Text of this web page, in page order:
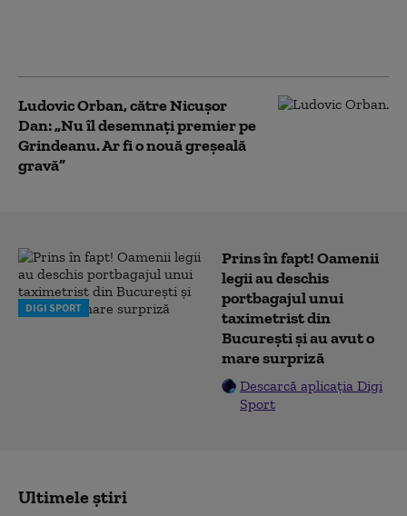
Ludovic Orban, către Nicușor
Dan: „Nu îl desemnați premier pe
Grindeanu. Ar fi o nouă greșeală
gravă”
DIGI SPORT
Prins în fapt! Oamenii
legii au deschis
portbagajul unui
taximetrist din
București și au avut o
mare surpriză
Descarcă aplicația Digi
Sport
Ultimele știri